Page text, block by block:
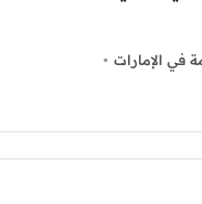
في الإمارات